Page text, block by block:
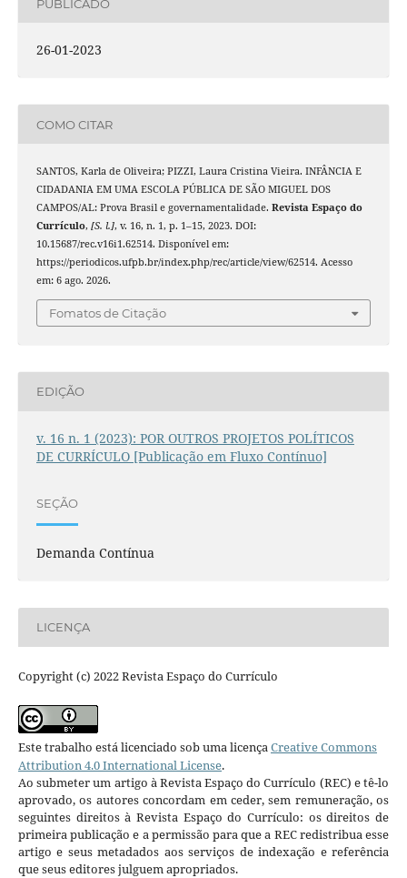
PUBLICADO
26-01-2023
COMO CITAR
SANTOS, Karla de Oliveira; PIZZI, Laura Cristina Vieira. INFÂNCIA E
CIDADANIA EM UMA ESCOLA PÚBLICA DE SÃO MIGUEL DOS
CAMPOS/AL: Prova Brasil e governamentalidade. Revista Espaço do
Currículo, [S. l.], v. 16, n. 1, p. 1–15, 2023. DOI:
10.15687/rec.v16i1.62514. Disponível em:
https://periodicos.ufpb.br/index.php/rec/article/view/62514. Acesso
em: 6 ago. 2026.
Fomatos de Citação
EDIÇÃO
v. 16 n. 1 (2023): POR OUTROS PROJETOS POLÍTICOS
DE CURRÍCULO [Publicação em Fluxo Contínuo]
SEÇÃO
Demanda Contínua
LICENÇA
Copyright (c) 2022 Revista Espaço do Currículo
Este trabalho está licenciado sob uma licençaCreative Commons
Attribution 4.0 International License.
Ao submeter um artigo à Revista Espaço do Currículo (REC) e tê-lo
aprovado, os autores concordam em ceder, sem remuneração, os
seguintes direitos à Revista Espaço do Currículo: os direitos de
primeira publicação e a permissão para que a REC redistribua esse
artigo e seus metadados aos serviços de indexação e referência
que seus editores julguem apropriados.